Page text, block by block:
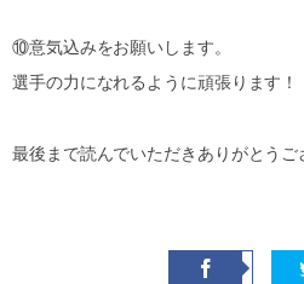
⑩意気込みをお願いします。
選手の力になれるように頑張ります！
最後まで読んでいただきありがとうご